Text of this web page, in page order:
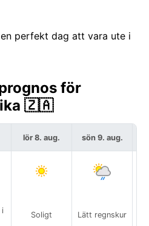
perfekt dag att vara ute i
för
🇿🇦
lör 8. aug.
Soligt
sön 9. aug.
Lätt regnskur